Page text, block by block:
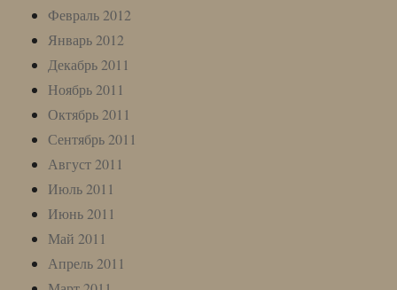
Февраль 2012
Январь 2012
Декабрь 2011
Ноябрь 2011
Октябрь 2011
Сентябрь 2011
Август 2011
Июль 2011
Июнь 2011
Май 2011
Апрель 2011